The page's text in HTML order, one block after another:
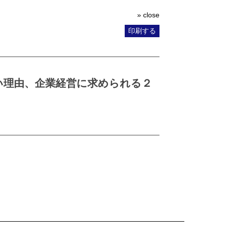
» close
印刷する
由、企業経営に求められる２